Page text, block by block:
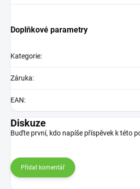
Doplňkové parametry
Kategorie:
Záruka:
EAN:
Diskuze
Buďte první, kdo napíše příspěvek k této
Přidat komentář